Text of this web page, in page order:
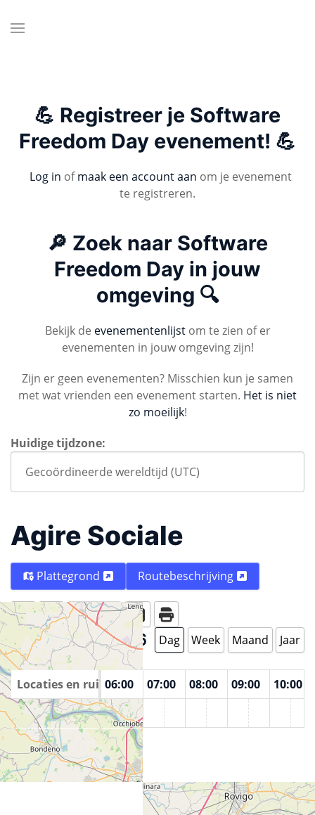
💪 Registreer je Software
Freedom Day evenement! 💪
Log in ofmaak een account aan om je evenement
te registreren.
🔎 Zoek naar Software
Freedom Day in jouw
omgeving 🔍
Bekijk de evenementenlijstom te zien of er
evenementen in jouw omgeving zijn!
Zijn er geen evenementen? Misschien kun je samen
met wat vrienden een evenement starten. Het is niet
zo moeilijk!
Huidige tijdzone:
Agire Sociale
Plattegrond Routebeschrijving
Vandaag
augustus 9 2026 Dag Week Maand Jaar
Locaties en ruimtes
04:00 05:00 06:00 07:00 08:00 09:00
10:00
Agire Sociale